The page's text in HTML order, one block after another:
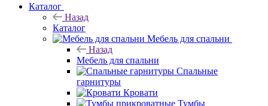
Каталог
Назад
Каталог
Мебель для спальни
Назад
Мебель для спальни
Спальные
гарнитуры
Кровати
Тумбы